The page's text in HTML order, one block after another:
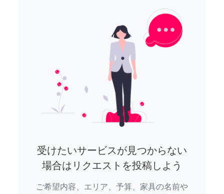
受けたいサービスが見つからない
場合はリクエストを投稿しよう
ご希望内容、エリア、予算、家具の名前や